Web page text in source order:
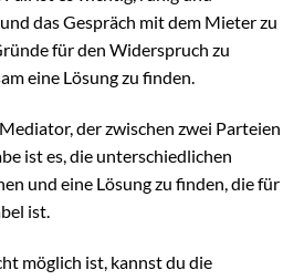
das Gespräch mit dem Mieter zu
für den Widerspruch zu
eine Lösung zu finden.
der zwischen zwei Parteien
ist es, die unterschiedlichen
und eine Lösung zu finden, die für
ist.
möglich ist, kannst du die